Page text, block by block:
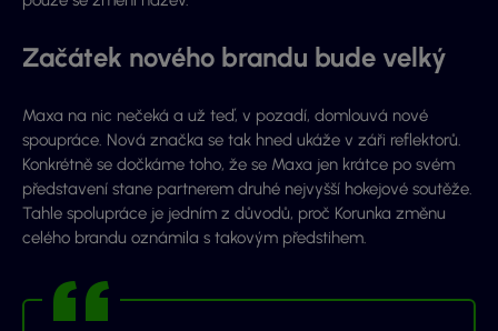
Začátek nového brandu bude velký
Maxa na nic nečeká a už teď, v pozadí, domlouvá nové
spoupráce. Nová značka se tak hned ukáže v záři reflektorů.
Konkrétně se dočkáme toho, že se Maxa jen krátce po svém
představení stane partnerem druhé nejvyšší hokejové soutěže.
Tahle spolupráce je jedním z důvodů, proč Korunka změnu
celého brandu oznámila s takovým předstihem.